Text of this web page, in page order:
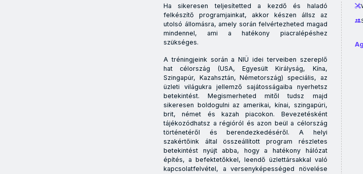
Ha sikeresen teljesítetted a kezdő és haladó
felkészítő programjainkat, akkor készen állsz az
utolsó állomásra, amely során felvértezheted magad
mindennel, ami a hatékony piacralépéshez
szükséges.
A tréningjeink során a NIÜ idei terveiben szereplő
hat célország (USA, Egyesült Királyság, Kína,
Szingapúr, Kazahsztán, Németország) speciális, az
üzleti világukra jellemző sajátosságaiba nyerhetsz
betekintést. Megismerheted mitől tudsz majd
sikeresen boldogulni az amerikai, kínai, szingapúri,
brit, német és kazah piacokon. Bevezetésként
tájékozódhatsz a régióról és azon beül a célország
történetéről és berendezkedéséről. A helyi
szakértőink által összeállított program részletes
betekintést nyújt abba, hogy a hatékony hálózat
építés, a befektetőkkel, leendő üzlettársakkal való
kapcsolatfelvétel, a versenyképességed növelése